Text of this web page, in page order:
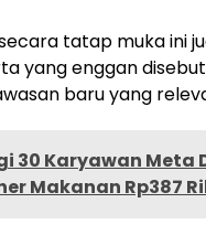
tatap muka ini
yang enggan
baru yang
30 Karyawan
Makanan Rp387